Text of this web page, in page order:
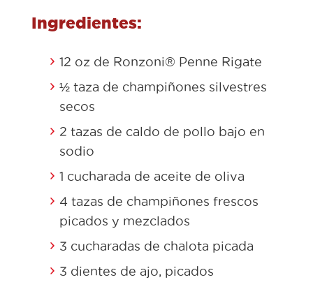
Ingredientes:
12 oz de Ronzoni® Penne Rigate
½ taza de champiñones silvestres
secos
2 tazas de caldo de pollo bajo en
sodio
1 cucharada de aceite de oliva
4 tazas de champiñones frescos
picados y mezclados
3 cucharadas de chalota picada
3 dientes de ajo, picados